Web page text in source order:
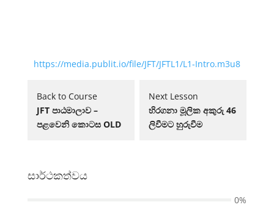
https://media.publit.io/file/JFT/JFTL1/L1-Intro.m3u8
Back to Course
JFT පාඨමාලාව –
පළවෙනි කොටස​ OLD
Next Lesson
හිරගනා මූලික අකුරු 46
ලිවීමට හුරුවීම
සාර්ථකත්වය​
0%